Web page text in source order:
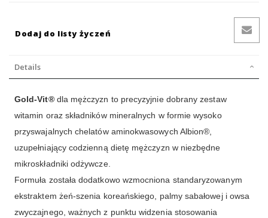
Dodaj do listy życzeń
Details
Gold-Vit®dla mężczyzn to precyzyjnie dobrany zestaw
witamin oraz składników mineralnych w formie wysoko
przyswajalnych chelatów aminokwasowych Albion®,
uzupełniający codzienną dietę mężczyzn w niezbędne
mikroskładniki odżywcze.
Formuła została dodatkowo wzmocniona standaryzowanym
ekstraktem żeń-szenia koreańskiego, palmy sabałowej i owsa
zwyczajnego, ważnych z punktu widzenia stosowania